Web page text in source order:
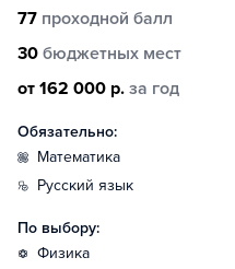
77 проходной балл
30 бюджетных мест
от 162 000 р. за год
Обязательно:
математика
русский язык
По выбору:
физика